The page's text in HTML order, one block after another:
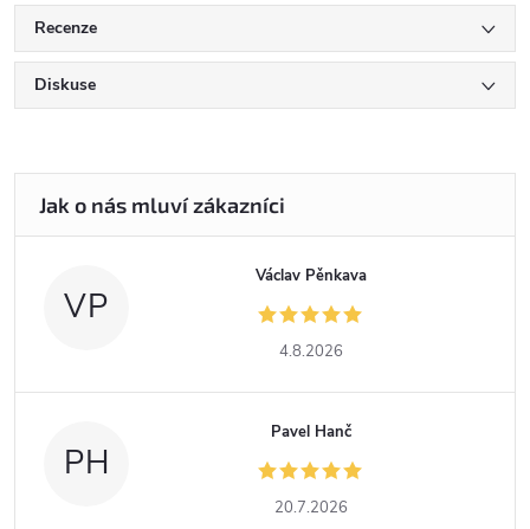
Recenze
Diskuse
VP
Václav Pěnkava
4.8.2026
PH
Pavel Hanč
20.7.2026